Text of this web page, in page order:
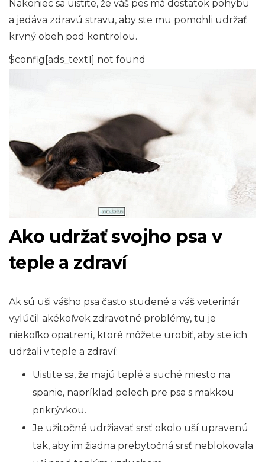
Nakoniec sa uistite, že váš pes má dostatok pohybu
a jedáva zdravú stravu, aby ste mu pomohli udržať
krvný obeh pod kontrolou.
$config[ads_text1] not found
Ako udržať svojho psa v
teple a zdraví
Ak sú uši vášho psa často studené a váš veterinár
vylúčil akékoľvek zdravotné problémy, tu je
niekoľko opatrení, ktoré môžete urobiť, aby ste ich
udržali v teple a zdraví:
Uistite sa, že majú teplé a suché miesto na
spanie, napríklad pelech pre psa s mäkkou
prikrývkou.
Je užitočné udržiavať srsť okolo uší upravenú
tak, aby im žiadna prebytočná srsť neblokovala